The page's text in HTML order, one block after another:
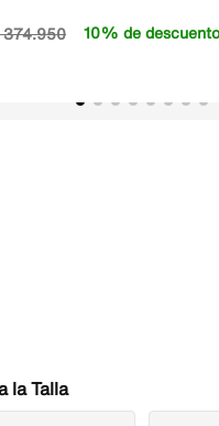
374.950 10% de descuento
Talla